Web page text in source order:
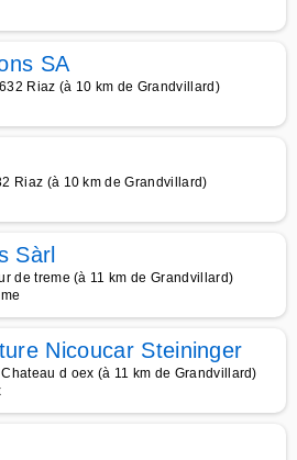
SA
Riaz (à 10 km de Grandvillard)
Riaz (à 10 km de Grandvillard)
Sàrl
de treme (à 11 km de Grandvillard)
Nicoucar Steininger
d oex (à 11 km de Grandvillard)